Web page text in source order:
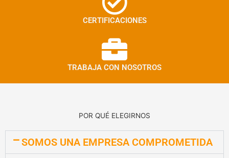
CERTIFICACIONES
TRABAJA CON NOSOTROS
POR QUÉ ELEGIRNOS
SOMOS UNA EMPRESA COMPROMETIDA